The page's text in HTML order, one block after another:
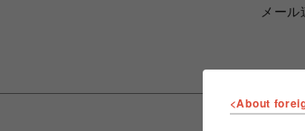
メー
<About